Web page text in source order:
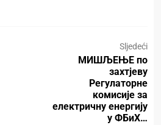
Sljedeći
МИШЉЕЊЕ по
захтјеву
Регулаторне
комисије за
електричну енергију
у ФБиХ…